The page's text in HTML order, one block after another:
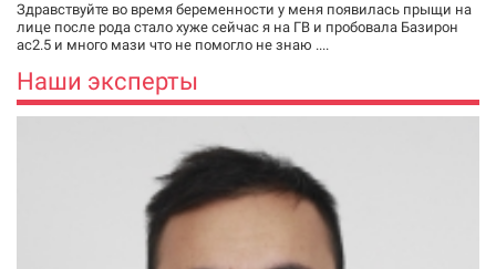
Здравствуйте во время беременности у меня появилась прыщи на
лице после рода стало хуже сейчас я на ГВ и пробовала Базирон
ас2.5 и много мази что не помогло не знаю ....
Наши эксперты